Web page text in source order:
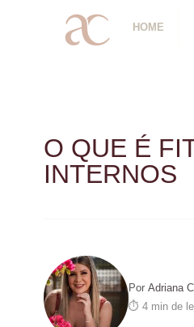
HOME
O QUE É
INTERNOS
PorAdriana
⏱ 4 min de